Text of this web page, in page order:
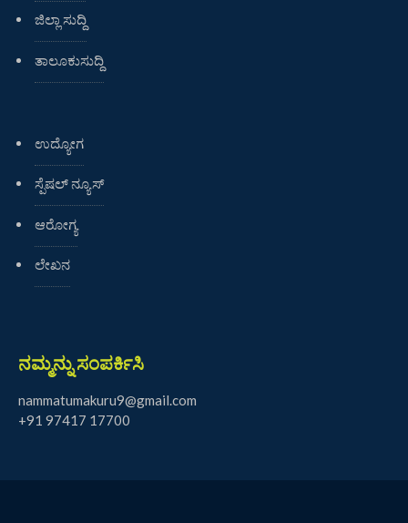
ಜಿಲ್ಲಾ ಸುದ್ದಿ
ತಾಲೂಕುಸುದ್ದಿ
ಉದ್ಯೋಗ
ಸ್ಪೆಷಲ್ ನ್ಯೂಸ್
ಆರೋಗ್ಯ
ಲೇಖನ
ನಮ್ಮನ್ನು ಸಂಪರ್ಕಿಸಿ
nammatumakuru9@gmail.com
+91 97417 17700